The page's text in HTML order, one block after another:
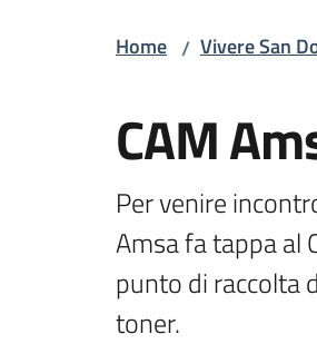
Home / Vivere San
CAM
Per venire
Amsa fa tappa al
punto di raccolta
toner.